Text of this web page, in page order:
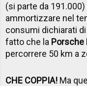
(si parte da
ammortizzare nel
consumi dichiarati
fatto che la Porsche
percorrere 50 km a
CHE COPPIA! Ma